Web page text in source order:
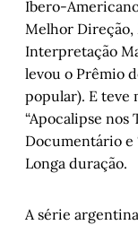
Ibero-
Melhor
Interpretação
levou o Prêmio
popular). E teve
“Apocalipse
Documentário e
Longa duração.
A série